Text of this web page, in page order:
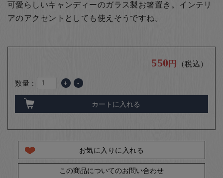
可愛らしいキャンディーのガラス製お箸置き。インテリ
アのアクセントとしても使えそうですね。
550 円 （税込）
数量： + -
カートに入れる
お気に入りに入れる
この商品についてのお問い合わせ